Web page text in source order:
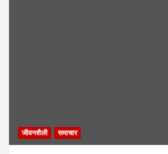
जीवनशैली समाचार